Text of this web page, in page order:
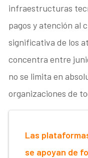
infraestructuras
pagos y atención al
significativa de los
concentra entre
no se limita en
organizaciones de
Las
se apoyan de